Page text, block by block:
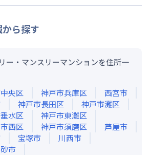
ら探す
ー・マンスリーマンションを住所一
央区 神戸市兵庫区
西宮市
神戸市長田区
神戸市灘区
水区
神戸市東灘区
西区 神戸市須磨区
芦屋市
宝塚市
川西市
市